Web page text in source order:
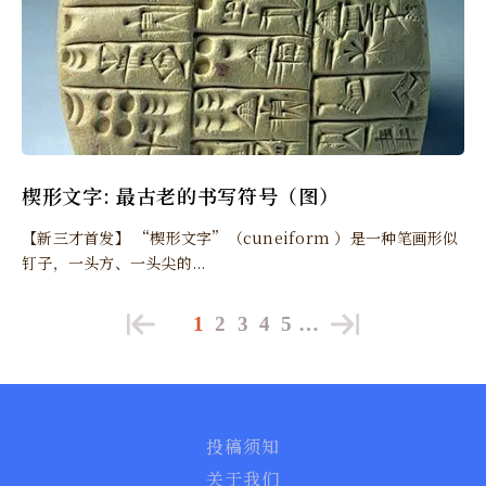
楔形文字: 最古老的书写符号（图）
【新三才首发】 “楔形文字”（cuneiform ）是一种笔画形似
钉子，一头方、一头尖的...
1 2 3 4 5 …
投稿须知
关于我们